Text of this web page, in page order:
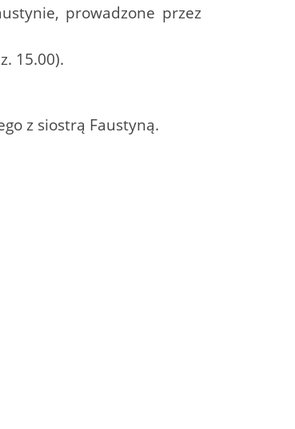
prowadzone przez
15.00).
z siostrą Faustyną.